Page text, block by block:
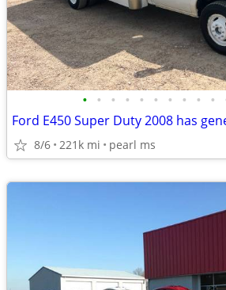
• • • • • • • • • •
8/6 221k mi pearl ms